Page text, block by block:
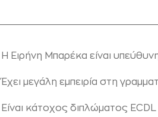
Η Ειρήνη Μπαρέκα είναι
Έχει μεγάλη εμπειρία στη
Είναι κάτοχος διπλώματος